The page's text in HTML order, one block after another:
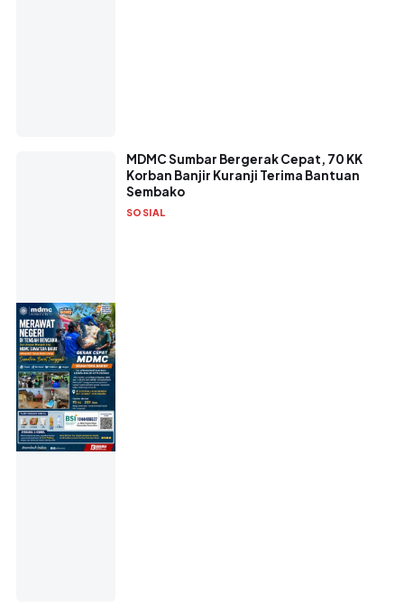
MDMC Sumbar Bergerak Cepat, 70 KK
Korban Banjir Kuranji Terima Bantuan
Sembako
SOSIAL